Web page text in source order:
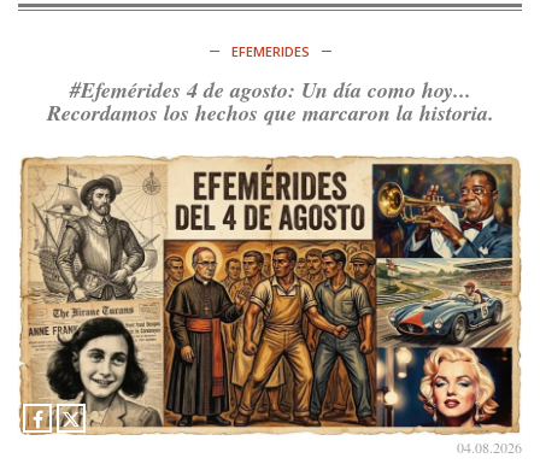
EFEMERIDES
#Efemérides 4 de agosto: Un día como hoy...
Recordamos los hechos que marcaron la historia.
04.08.2026